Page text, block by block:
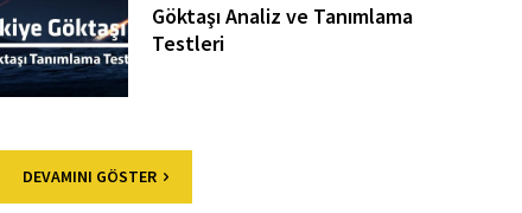
Göktaşı Analiz ve Tanımlama
Testleri
DEVAMINI GÖSTER